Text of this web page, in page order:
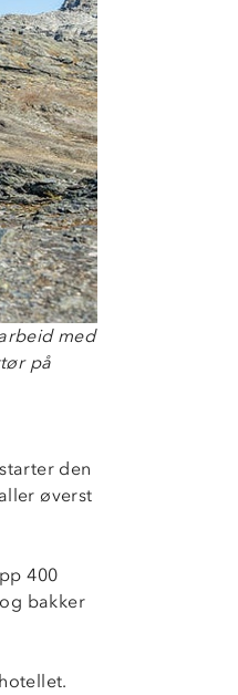
med
på
den
øverst
400
bakker